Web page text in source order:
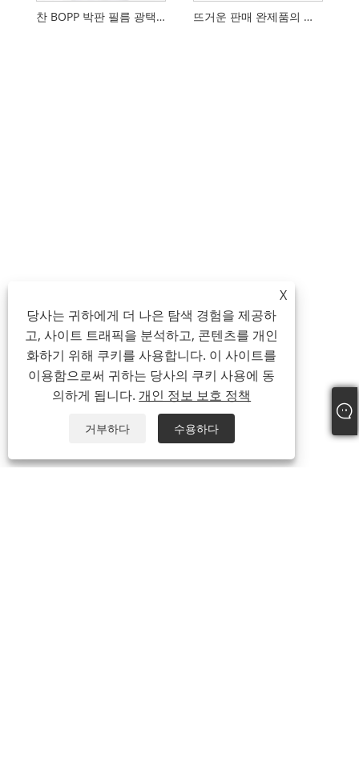
찬 BOPP 박판 필름 광택 또는 매트 뜨거운 판매 완제품의 플라스틱 오염 없음 환경 친화적인 껍질 필름
X
당사는 귀하에게 더 나은 탐색 경험을 제공하
고, 사이트 트래픽을 분석하고, 콘텐츠를 개인
화하기 위해 쿠키를 사용합니다. 이 사이트를
이용함으로써 귀하는 당사의 쿠키 사용에 동
의하게 됩니다. 개인 정보 보호 정책
거부하다 수용하다